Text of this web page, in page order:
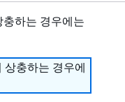
하는 경우에는
상충하는 경우에